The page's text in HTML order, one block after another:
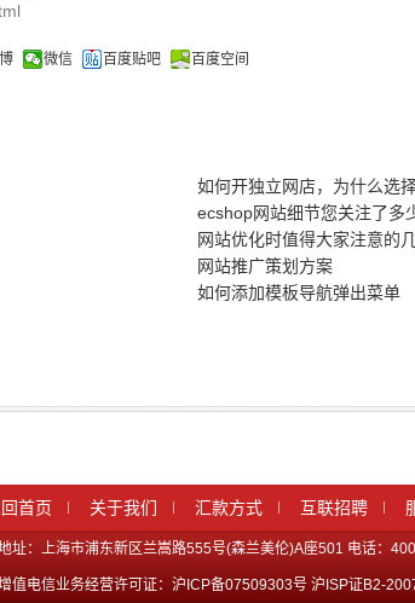
微信 百度贴吧 百度空间
如何开独立网店，为什么选
ecshop网站细节您关注了多
网站优化时值得大家注意的
网站推广策划方案
如何添加模板导航弹出菜单
首页 关于我们 汇款方式 互联招聘
址：上海市浦东新区兰嵩路555号(森兰美伦)A座501 电话：
值电信业务经营许可证：沪ICP备07509303号 沪ISP证B2-